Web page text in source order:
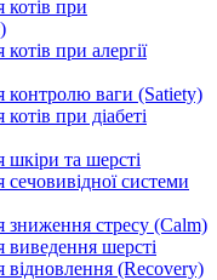
при
при алергії
контролю ваги (Satiety)
при діабеті
та шерсті
системи
стресу (Calm)
шерсті
(Recovery)